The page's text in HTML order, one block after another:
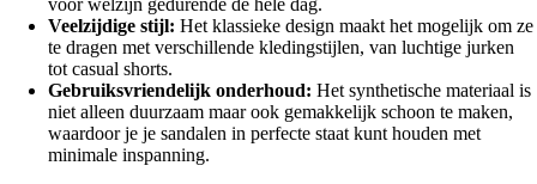
voor welzijn gedurende de hele dag.
Veelzijdige stijl: Het klassieke design maakt het mogelijk om ze
te dragen met verschillende kledingstijlen, van luchtige jurken
tot casual shorts.
Gebruiksvriendelijk onderhoud: Het synthetische materiaal is
niet alleen duurzaam maar ook gemakkelijk schoon te maken,
waardoor je je sandalen in perfecte staat kunt houden met
minimale inspanning.